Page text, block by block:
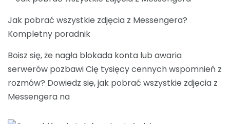
Jak pobrać wszystkie zdjęcia z Messengera?
Kompletny poradnik
Boisz się, że nagła blokada konta lub awaria
serwerów pozbawi Cię tysięcy cennych wspomnień z
rozmów? Dowiedz się, jak pobrać wszystkie zdjęcia z
Messengera na